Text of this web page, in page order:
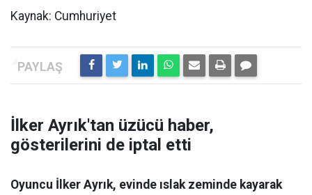
Kaynak: Cumhuriyet
İlker Ayrık'tan üzücü haber,
gösterilerini de iptal etti
Oyuncu İlker Ayrık, evinde ıslak zeminde kayarak